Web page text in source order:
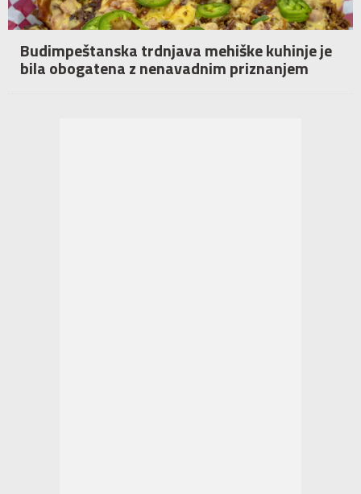
Budimpeštanska trdnjava mehiške kuhinje je
bila obogatena z nenavadnim priznanjem